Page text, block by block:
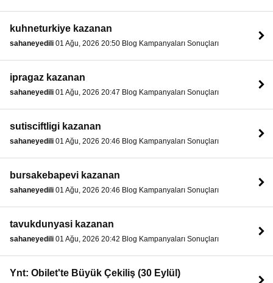
kuhneturkiye kazanan
sahaneyedili 01 Ağu, 2026 20:50 Blog Kampanyaları Sonuçları
ipragaz kazanan
sahaneyedili 01 Ağu, 2026 20:47 Blog Kampanyaları Sonuçları
sutisciftligi kazanan
sahaneyedili 01 Ağu, 2026 20:46 Blog Kampanyaları Sonuçları
bursakebapevi kazanan
sahaneyedili 01 Ağu, 2026 20:46 Blog Kampanyaları Sonuçları
tavukdunyasi kazanan
sahaneyedili 01 Ağu, 2026 20:42 Blog Kampanyaları Sonuçları
Ynt: Obilet'te Büyük Çekiliş (30 Eylül)